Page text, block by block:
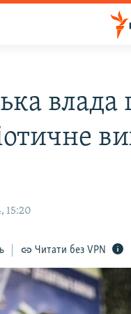
влада
15:20
Читати без VPN